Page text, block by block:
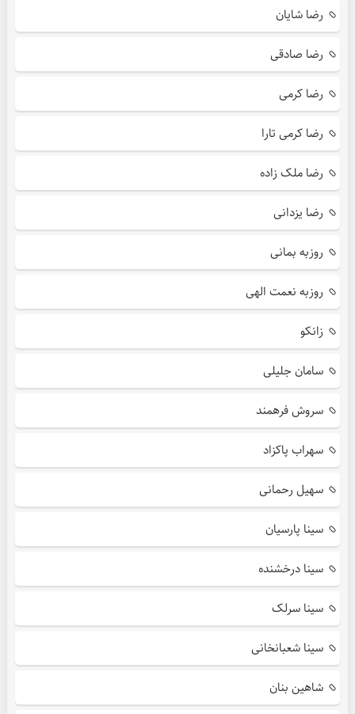
رضا شایان
رضا صادقی
رضا کرمی
رضا کرمی تارا
رضا ملک زاده
رضا یزدانی
روزبه بمانی
روزبه نعمت الهی
زانکو
سامان جلیلی
سروش فرهمند
سهراب پاکزاد
سهیل رحمانی
سینا پارسیان
سینا درخشنده
سینا سرلک
سینا شعبانخانی
شاهین بنان